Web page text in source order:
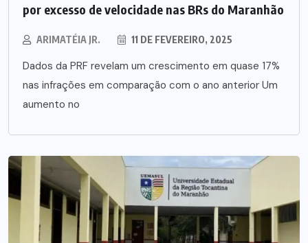
por excesso de velocidade nas BRs do Maranhão
ARIMATÉIA JR. 11 DE FEVEREIRO, 2025
Dados da PRF revelam um crescimento em quase 17%
nas infrações em comparação com o ano anterior Um
aumento no